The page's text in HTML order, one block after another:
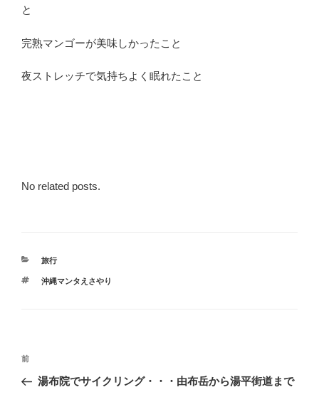
と
完熟マンゴーが美味しかったこと
夜ストレッチで気持ちよく眠れたこと
No related posts.
カ
ゴ
旅行
タ
沖縄マンタえさやり
投
ナ
前
の
前
湯布院でサイクリング・・・由布岳から湯平街道まで